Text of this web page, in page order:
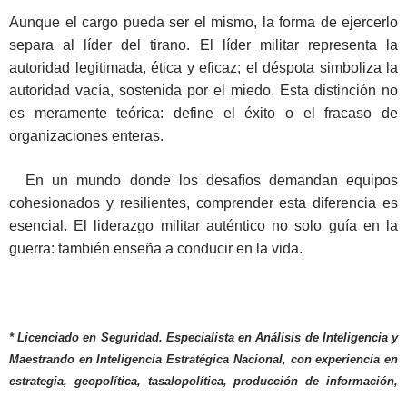
Aunque el cargo pueda ser el mismo, la forma de ejercerlo
separa al líder del tirano. El líder militar representa la
autoridad legitimada, ética y eficaz; el déspota simboliza la
autoridad vacía, sostenida por el miedo. Esta distinción no
es meramente teórica: define el éxito o el fracaso de
organizaciones enteras.
En un mundo donde los desafíos demandan equipos
cohesionados y resilientes, comprender esta diferencia es
esencial. El liderazgo militar auténtico no solo guía en la
guerra: también enseña a conducir en la vida.
* Licenciado en Seguridad. Especialista en Análisis de Inteligencia y
Maestrando en Inteligencia Estratégica Nacional, con experiencia en
estrategia, geopolítica, tasalopolítica, producción de información,